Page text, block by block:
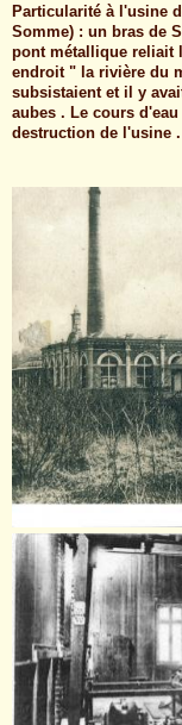
Particularité à l'usine
Somme) : un bras de
pont métallique reliait
endroit " la rivière du
subsistaient et il y
aubes . Le cours
destruction de l'usine .